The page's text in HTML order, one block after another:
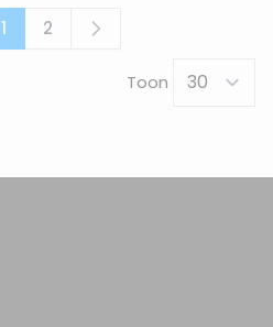
U lees momenteel pagina
1 Pagina
2
Toon